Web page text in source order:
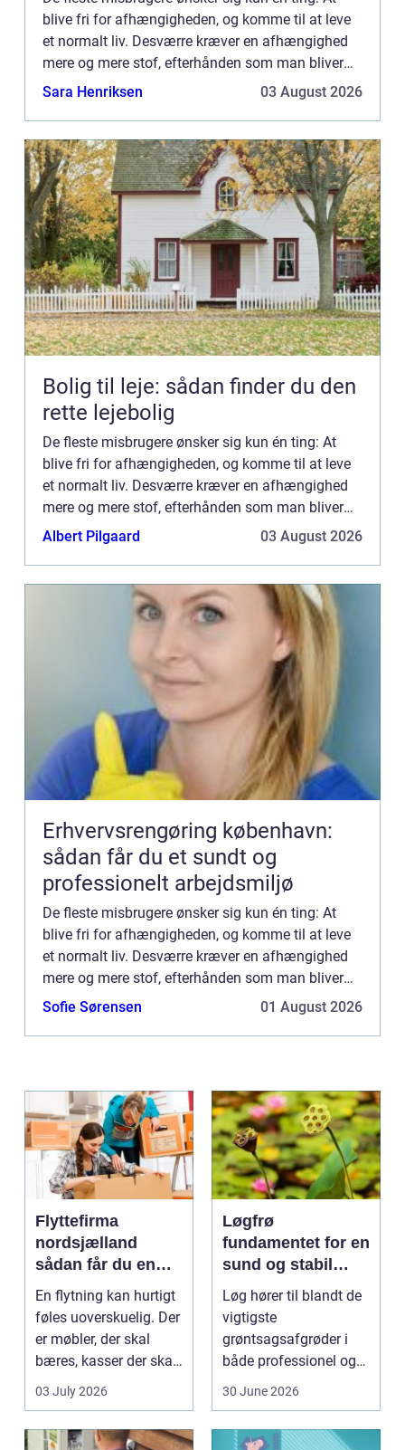
blive fri for afhængigheden, og komme til at leve
et normalt liv. Desværre kræver en afhængighed
mere og mere stof, efterhånden som man bliver
viklet længere og længere ind i misbruget. Uanset
Sara Henriksen 03 August 2026
Bolig til leje: sådan finder du den
rette lejebolig
De fleste misbrugere ønsker sig kun én ting: At
blive fri for afhængigheden, og komme til at leve
et normalt liv. Desværre kræver en afhængighed
mere og mere stof, efterhånden som man bliver
viklet længere og længere ind i misbruget. Uanset
Albert Pilgaard 03 August 2026
Erhvervsrengøring københavn:
sådan får du et sundt og
professionelt arbejdsmiljø
De fleste misbrugere ønsker sig kun én ting: At
blive fri for afhængigheden, og komme til at leve
et normalt liv. Desværre kræver en afhængighed
mere og mere stof, efterhånden som man bliver
viklet længere og længere ind i misbruget. Uanset
Sofie Sørensen 01 August 2026
Flyttefirma
nordsjælland
sådan får du en
tryg og effektiv
flytning
En flytning kan hurtigt
føles uoverskuelig. Der
er møbler, der skal
bæres, kasser der skal
pakkes, o...
03 July 2026
Løgfrø
fundamentet for en
sund og stabil
løgavl
Løg hører til blandt de
vigtigste
grøntsagsafgrøder i
både professionel og
30 June 2026